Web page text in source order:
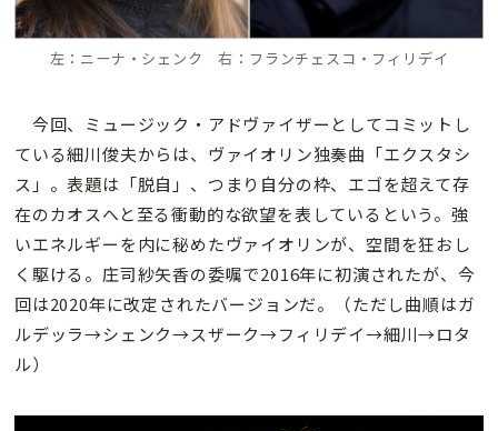
左：ニーナ・シェンク 右：フランチェスコ・フィリデイ
今回、ミュージック・アドヴァイザーとしてコミットし
ている細川俊夫からは、ヴァイオリン独奏曲「エクスタシ
ス」。表題は「脱自」、つまり自分の枠、エゴを超えて存
在のカオスへと至る衝動的な欲望を表しているという。強
いエネルギーを内に秘めたヴァイオリンが、空間を狂おし
く駆ける。庄司紗矢香の委嘱で2016年に初演されたが、今
回は2020年に改定されたバージョンだ。（ただし曲順はガ
ルデッラ→シェンク→スザーク→フィリデイ→細川→ロタ
ル）